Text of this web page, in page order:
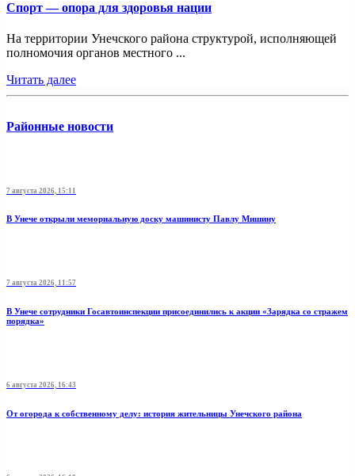
Спорт — опора для здоровья нации
На территории Унечского района структурой, исполняющей
полномочия органов местного ...
Читать далее
Районные новости
7 августа 2026, 15:11
В Унече открыли мемориальную доску машинисту Павлу Мишину
7 августа 2026, 11:57
В Унече сотрудники Госавтоинспекции присоединились к акции «Зарядка со стражем
порядка»
6 августа 2026, 16:43
От огорода к собственному делу: история жительницы Унечского района